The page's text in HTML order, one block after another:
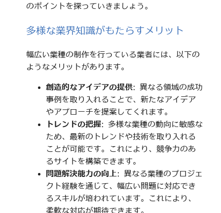
のポイントを探っていきましょう。
多様な業界知識がもたらすメリット
幅広い業種の制作を行っている業者には、以下の
ようなメリットがあります。
創造的なアイデアの提供: 異なる領域の成功
事例を取り入れることで、新たなアイデア
やアプローチを提案してくれます。
トレンドの把握: 多様な業種の動向に敏感な
ため、最新のトレンドや技術を取り入れる
ことが可能です。これにより、競争力のあ
るサイトを構築できます。
問題解決能力の向上: 異なる業種のプロジェ
クト経験を通じて、幅広い問題に対応でき
るスキルが培われています。これにより、
柔軟な対応が期待できます。